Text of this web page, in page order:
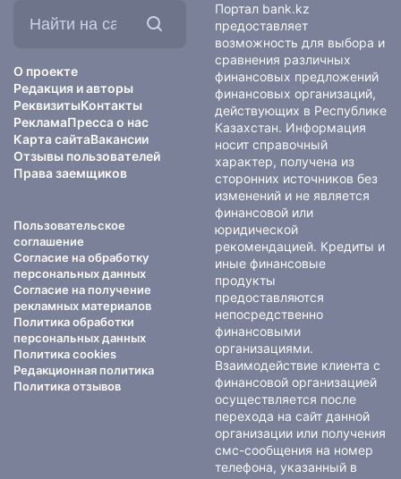
О проекте
Редакция и авторы
РеквизитыКонтакты
РекламаПресса о нас
Карта сайтаВакансии
Отзывы пользователей
Права заемщиков
Пользовательское
соглашение
Согласие на обработку
персональных данных
Согласие на получение
рекламных материалов
Политика обработки
персональных данных
Политика cookies
Редакционная политика
Политика отзывов
Портал bank.kz
предоставляет
возможность для выбора и
сравнения различных
финансовых предложений
финансовых организаций,
действующих в Республике
Казахстан. Информация
носит справочный
характер, получена из
сторонних источников без
изменений и не является
финансовой или
юридической
рекомендацией. Кредиты и
иные финансовые
продукты
предоставляются
непосредственно
финансовыми
организациями.
Взаимодействие клиента с
финансовой организацией
осуществляется после
перехода на сайт данной
организации или получения
смс-сообщения на номер
телефона, указанный в